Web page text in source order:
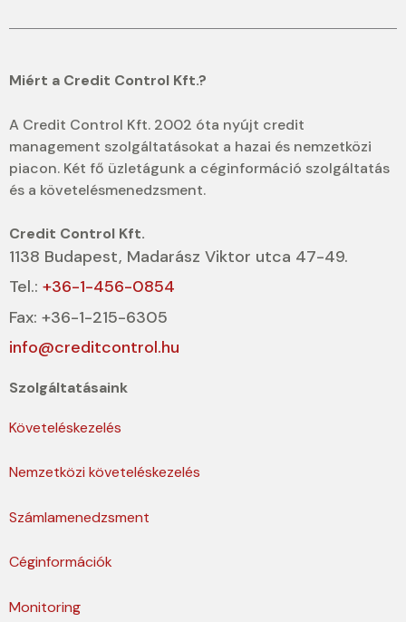
Miért a Credit Control Kft.?
A Credit Control Kft. 2002 óta nyújt credit
management szolgáltatásokat a hazai és nemzetközi
piacon. Két fő üzletágunk a céginformáció szolgáltatás
és a követelésmenedzsment.
Credit Control Kft.
1138 Budapest, Madarász Viktor utca 47-49.
Tel.: +36-1-456-0854
Fax: +36-1-215-6305
info@creditcontrol.hu
Szolgáltatásaink
Követeléskezelés
Nemzetközi követeléskezelés
Számlamenedzsment
Céginformációk
Monitoring